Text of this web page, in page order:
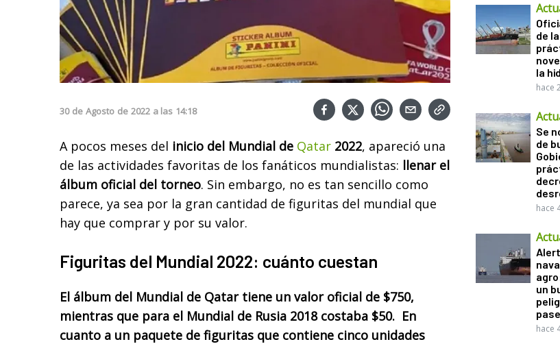
30 de Agosto de 2022 a las 14:18
A pocos meses del inicio del Mundial de Qatar 2022, apareció una
de las actividades favoritas de los fanáticos mundialistas: llenar el
álbum oficial del torneo. Sin embargo, no es tan sencillo como
parece, ya sea por la gran cantidad de figuritas del mundial que
hay que comprar y por su valor.
Figuritas del Mundial 2022: cuánto cuestan
El álbum del Mundial de Qatar tiene un valor oficial de $750,
mientras que para el Mundial de Rusia 2018 costaba $50. En
cuanto a un paquete de figuritas que contiene cinco unidades
de
la
hace
Se
de
hace
un
hace